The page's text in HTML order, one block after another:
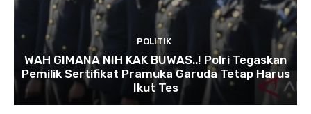
POLITIK
WAH GIMANA NIH KAK BUWAS..! Polri Tegaskan
Pemilik Sertifikat Pramuka Garuda Tetap Harus
Ikut Tes